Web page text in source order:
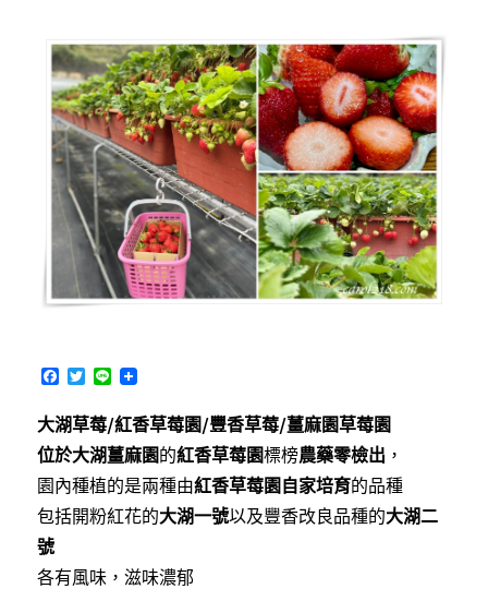
無
毒
友
善
草
莓
園，
品
質
超
好
又
F
c
e
b
o
o
k
T
i
t
t
e
r
L
n
e
大湖草莓/紅香草莓園/豐香草莓/薑麻園草莓園
位於大湖薑麻園的紅香草莓園標榜農藥零檢出 ，
園內種植的是兩種由紅香草莓園自家培育的品種
包括開粉紅花的大湖一號以及豐香改良品種的大湖二
號
各有風味，滋味濃郁